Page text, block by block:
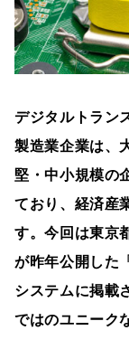
デジタルトラン
製造業企業は、
堅・中小規模の
ており、経済産
す。今回は東京
が昨年公開した
システムに掲載
ではのユニーク